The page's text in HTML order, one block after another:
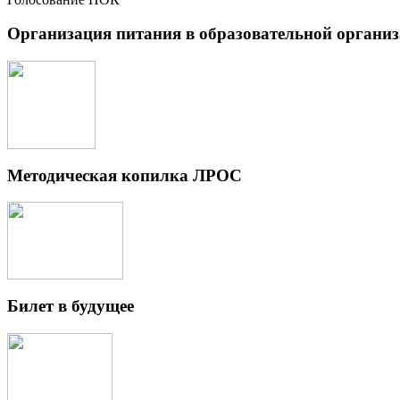
Организация питания в образовательной
Методическая копилка ЛРОС
Билет в будущее